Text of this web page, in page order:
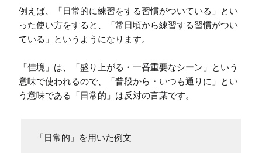
例えば、「日常的に練習をする習慣がついている」とい
った使い方をすると、「常日頃から練習する習慣がつい
ている」というようになります。
「佳境」は、「盛り上がる・一番重要なシーン」という
意味で使われるので、「普段から・いつも通りに」とい
う意味である「日常的」は反対の言葉です。
「日常的」を用いた例文